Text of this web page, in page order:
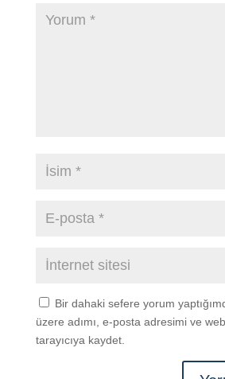
Bir dahaki sefere yorum
üzere adımı, e-posta adresimi ve
tarayıcıya kaydet.